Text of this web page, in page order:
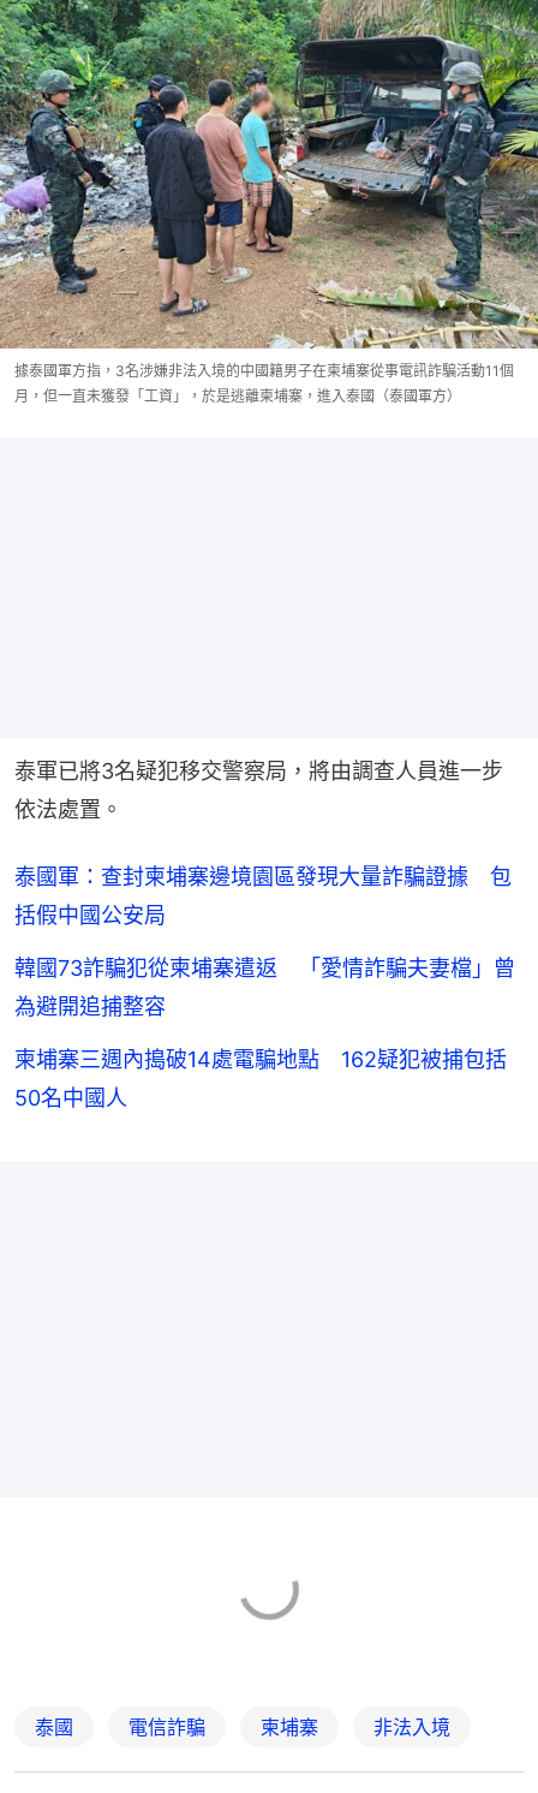
據泰國軍方指，3名涉嫌非法入境的中國籍男子在柬埔寨從事電訊詐騙活動11個
月，但一直未獲發「工資」，於是逃離柬埔寨，進入泰國（泰國軍方）
泰軍已將3名疑犯移交警察局，將由調查人員進一步
依法處置。
泰國軍：查封柬埔寨邊境園區發現大量詐騙證據 包
括假中國公安局
韓國73詐騙犯從柬埔寨遣返 「愛情詐騙夫妻檔」曾
為避開追捕整容
柬埔寨三週內搗破14處電騙地點 162疑犯被捕包括
50名中國人
泰國 電信詐騙 柬埔寨 非法入境